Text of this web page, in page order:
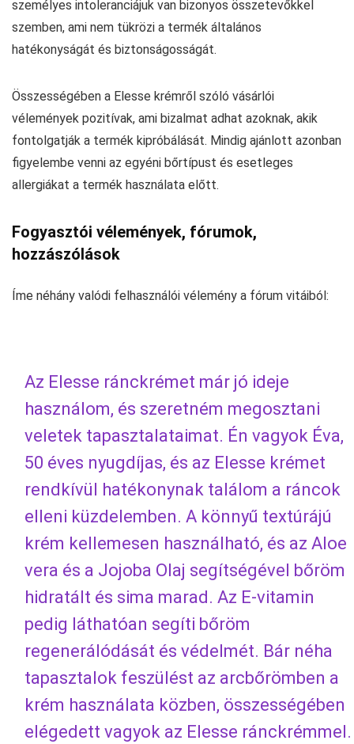
személyes intoleranciájuk van bizonyos összetevőkkel
szemben, ami nem tükrözi a termék általános
hatékonyságát és biztonságosságát.
Összességében a Elesse krémről szóló vásárlói
vélemények pozitívak, ami bizalmat adhat azoknak, akik
fontolgatják a termék kipróbálását. Mindig ajánlott azonban
figyelembe venni az egyéni bőrtípust és esetleges
allergiákat a termék használata előtt.
Fogyasztói vélemények, fórumok,
hozzászólások
Íme néhány valódi felhasználói vélemény a fórum vitáiból:
Az Elesse ránckrémet már jó ideje
használom, és szeretném megosztani
veletek tapasztalataimat. Én vagyok Éva,
50 éves nyugdíjas, és az Elesse krémet
rendkívül hatékonynak találom a ráncok
elleni küzdelemben. A könnyű textúrájú
krém kellemesen használható, és az Aloe
vera és a Jojoba Olaj segítségével bőröm
hidratált és sima marad. Az E-vitamin
pedig láthatóan segíti bőröm
regenerálódását és védelmét. Bár néha
tapasztalok feszülést az arcbőrömben a
krém használata közben, összességében
elégedett vagyok az Elesse ránckrémmel.